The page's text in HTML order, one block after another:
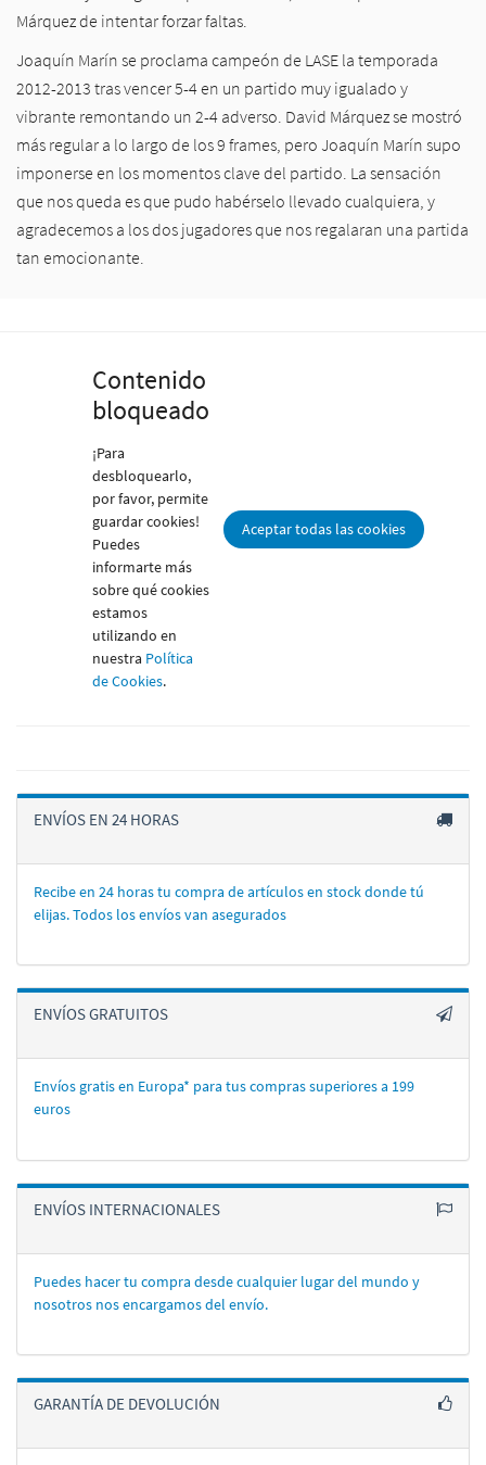
Márquez de intentar forzar faltas.
Joaquín Marín se proclama campeón de LASE la temporada
2012-2013 tras vencer 5-4 en un partido muy igualado y
vibrante remontando un 2-4 adverso. David Márquez se mostró
más regular a lo largo de los 9 frames, pero Joaquín Marín supo
imponerse en los momentos clave del partido. La sensación
que nos queda es que pudo habérselo llevado cualquiera, y
agradecemos a los dos jugadores que nos regalaran una partida
tan emocionante.
Contenido
bloqueado
¡Para
desbloquearlo,
por favor, permite
guardar cookies!
Puedes
informarte más
sobre qué cookies
estamos
utilizando en
nuestra Política
de Cookies.
Aceptar todas las cookies
ENVÍOS EN 24 HORAS
Recibe en 24 horas tu compra de artí­culos en stock donde tú
elijas. Todos los enví­os van asegurados
ENVÍOS GRATUITOS
Envíos gratis en Europa* para tus compras superiores a 199
euros
ENVÍOS INTERNACIONALES
Puedes hacer tu compra desde cualquier lugar del mundo y
nosotros nos encargamos del enví­o.
GARANTÍA DE DEVOLUCIÓN